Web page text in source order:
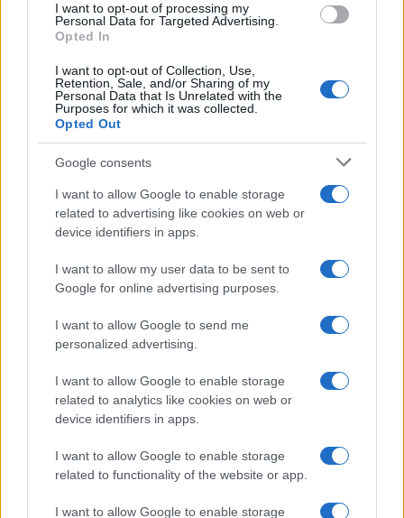
I want to opt-out of processing my
Personal Data for Targeted Advertising.
Opted In
I want to opt-out of Collection, Use,
Retention, Sale, and/or Sharing of my
Personal Data that Is Unrelated with the
Purposes for which it was collected.
Opted Out
Google consents
I want to allow Google to enable storage
related to advertising like cookies on web or
device identifiers in apps.
I want to allow my user data to be sent to
Google for online advertising purposes.
I want to allow Google to send me
personalized advertising.
I want to allow Google to enable storage
related to analytics like cookies on web or
device identifiers in apps.
I want to allow Google to enable storage
related to functionality of the website or app.
I want to allow Google to enable storage
europskim medijima već su zabilježeni primjeri
kašnjenja, gdje su avioni sa stotinama putnika
zaglavljeni na pasoškoj kontroli.
#granični prelaz #granica
POVEZANO
Vijesti
Za dan vraćen 3.261 putnik s
hrvatske granice, objavljen
najčešći razlog